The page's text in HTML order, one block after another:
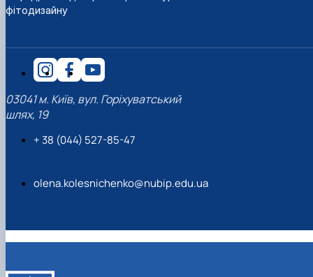
фітодизайну
03041 м. Київ, вул. Горіхуватський
шлях, 19
+ 38 (044) 527-85-47
olena.kolesnichenko@nubip.edu.ua